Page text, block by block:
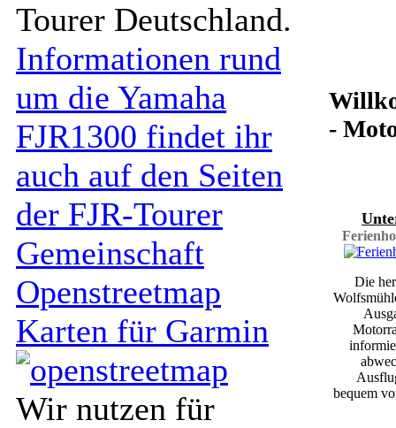
Tourer Deutschland.
Informationen rund
um die Yamaha
FJR1300 findet ihr
auch auf den Seiten
der FJR-Tourer
Gemeinschaft
Openstreetmap
Karten für Garmin
Wir nutzen für
-
Die
bequem